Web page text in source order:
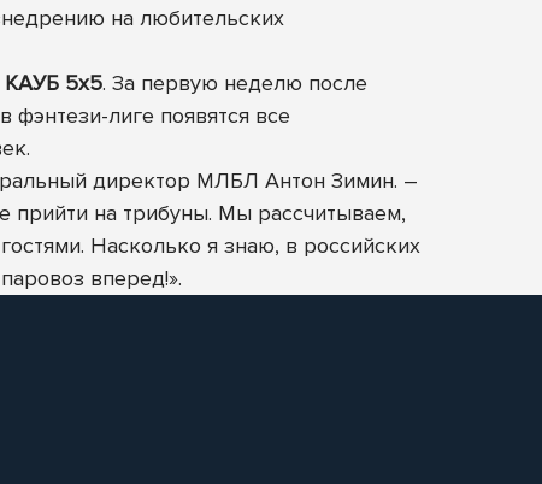
на любительских
КАУБ 5х5. За первую неделю после
фэнтези-лиге появятся все
директор МЛБЛ Антон Зимин. –
прийти на трибуны. Мы рассчитываем,
Насколько я знаю, в российских
вперед!».